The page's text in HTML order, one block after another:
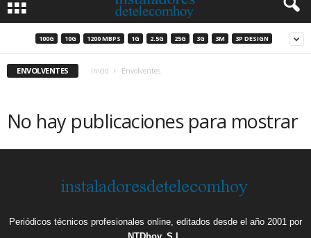
100G 10G 1200 MBPS 1G 2.5G 25G 3G 3M 3P DESIGN
ENVOLVENTES Inicio Envolventes
No hay publicaciones para mostrar
Periódicos técnicos profesionales online, editados desde el año 2001 por